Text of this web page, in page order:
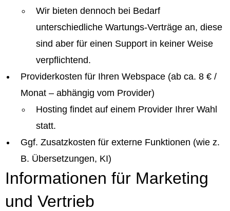
Wir bieten dennoch bei Bedarf
unterschiedliche Wartungs-Verträge an, diese
sind aber für einen Support in keiner Weise
verpflichtend.
Providerkosten für Ihren Webspace (ab ca. 8 € /
Monat – abhängig vom Provider)
Hosting findet auf einem Provider Ihrer Wahl
statt.
Ggf. Zusatzkosten für externe Funktionen (wie z.
B. Übersetzungen, KI)
Informationen für Marketing
und Vertrieb